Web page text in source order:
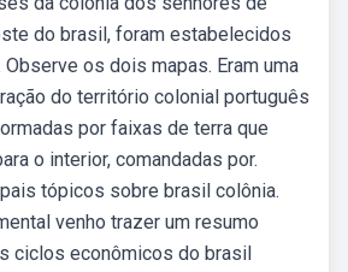
do brasil, foram estabelecidos
os dois mapas. Eram uma
do território colonial português
por faixas de terra que
o interior, comandadas por.
tópicos sobre brasil colônia.
venho trazer um resumo
ciclos econômicos do brasil